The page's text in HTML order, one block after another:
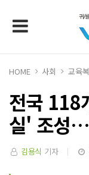
HOME 사회 교육
전국 118
실' 조성
김용식 기자